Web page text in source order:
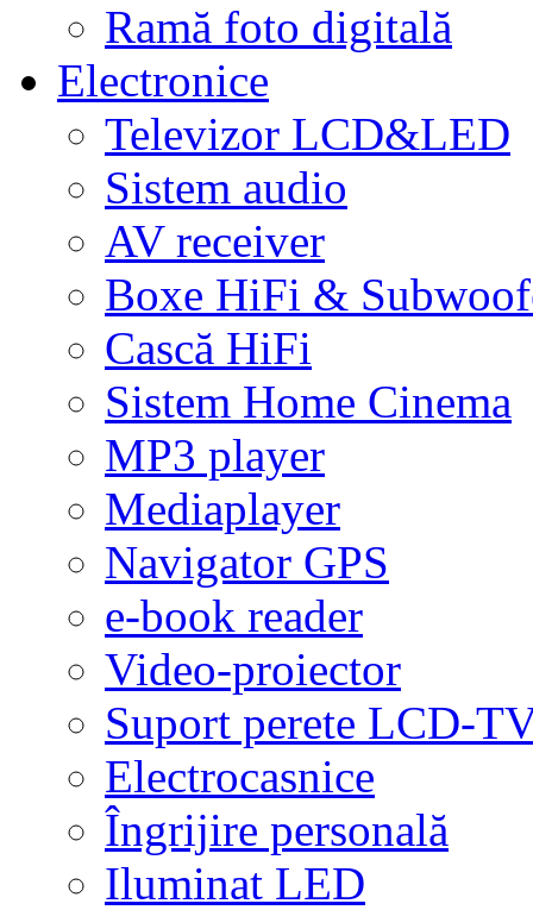
Ramă foto digitală
Electronice
Televizor LCD&LED
Sistem audio
AV receiver
Boxe HiFi &
Cască HiFi
Sistem Home Cinema
MP3 player
Mediaplayer
Navigator GPS
e-book reader
Video-proiector
Suport perete LCD-
Electrocasnice
Îngrijire personală
Iluminat LED